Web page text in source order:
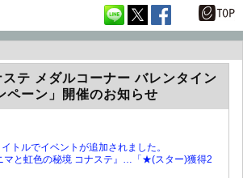
ステ メダルコーナー バレンタイン
ペーン」開催のお知らせ
トルでイベントが追加されました。
マと虹色の秘境 コナステ』…「★(スター)獲得2